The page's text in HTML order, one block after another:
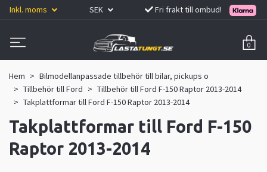
Inkl. moms SEK Fri frakt till ombud!
0
Hem
Bilmodellanpassade tillbehör till bilar, pickups o
Tillbehör till Ford
Tillbehör till Ford F-150 Raptor 2013-2014
Takplattformar till Ford F-150 Raptor 2013-2014
Takplattformar till Ford F-150
Raptor 2013-2014